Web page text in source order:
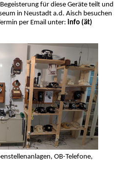
für diese Geräte teilt und
in Neustadt a.d. Aisch besuchen
per Email unter: info (ät)
OB-Telefone,